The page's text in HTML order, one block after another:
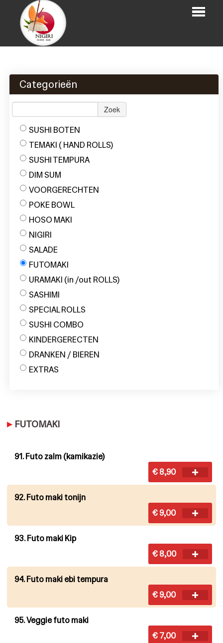
Bestellen
Menu
Login
Contact
Categorieën
Zoek
SUSHI BOTEN
TEMAKI ( HAND ROLLS)
SUSHI TEMPURA
DIM SUM
VOORGERECHTEN
POKE BOWL
HOSO MAKI
NIGIRI
SALADE
FUTOMAKI
URAMAKI (in /out ROLLS)
SASHIMI
SPECIAL ROLLS
SUSHI COMBO
KINDERGERECTEN
DRANKEN / BIEREN
EXTRAS
FUTOMAKI
91. Futo zalm (kamikazie)
€ 8,90
92. Futo maki tonijn
€ 9,00
93. Futo maki Kip
€ 8,00
94. Futo maki ebi tempura
€ 9,00
95. Veggie futo maki
€ 7,00